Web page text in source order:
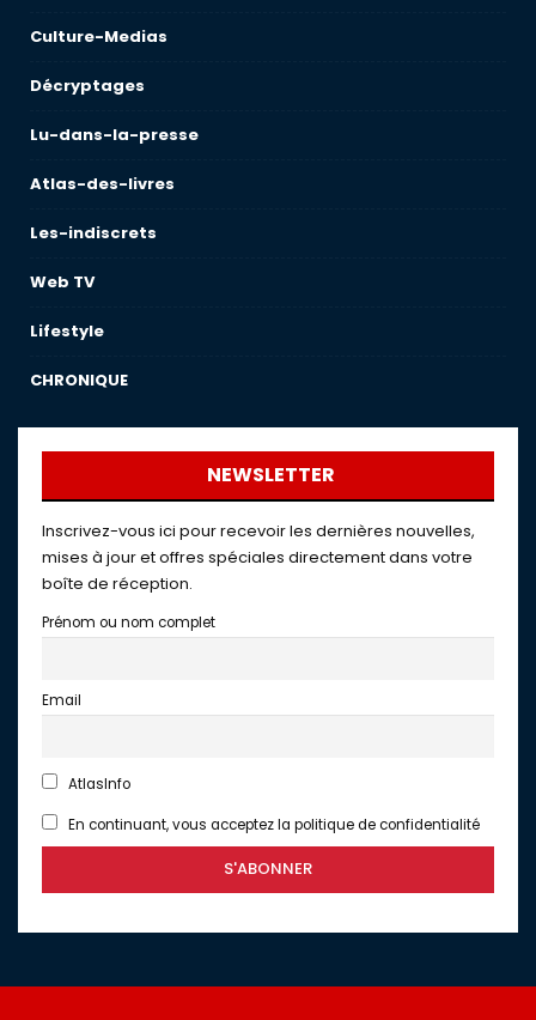
Culture-Medias
Décryptages
Lu-dans-la-presse
Atlas-des-livres
Les-indiscrets
Web TV
Lifestyle
CHRONIQUE
NEWSLETTER
Inscrivez-vous ici pour recevoir les dernières nouvelles,
mises à jour et offres spéciales directement dans votre
boîte de réception.
Prénom ou nom complet
Email
AtlasInfo
En continuant, vous acceptez la politique de confidentialité